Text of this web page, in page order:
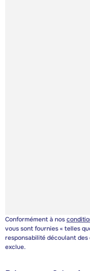
Conformément à nos
vous sont fournies « telles
responsabilité découlant
exclue.